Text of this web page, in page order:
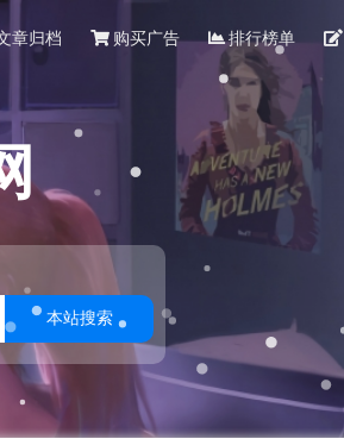
章归档 购买广告 排行榜单
本站搜索